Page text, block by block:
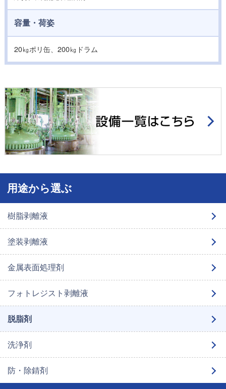
容量・荷姿
20㎏ポリ缶、200㎏ドラム
用途から選ぶ
樹脂剥離液
塗装剥離液
金属表面処理剤
フォトレジスト剥離液
脱脂剤
洗浄剤
防・除錆剤